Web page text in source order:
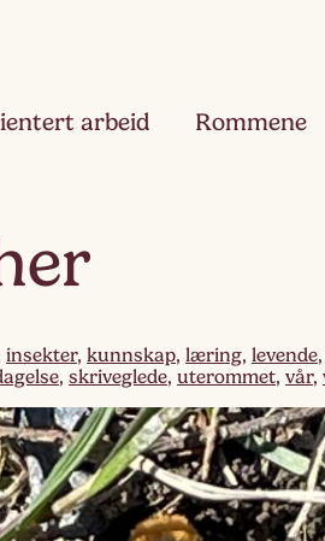
arbeid Rommene
insekter, kunnskap, læring, levende,
, skriveglede, uterommet, vår,